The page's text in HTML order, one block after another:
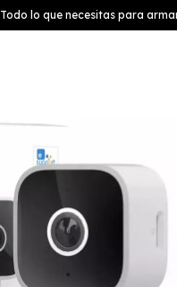
Todo lo que necesitas para